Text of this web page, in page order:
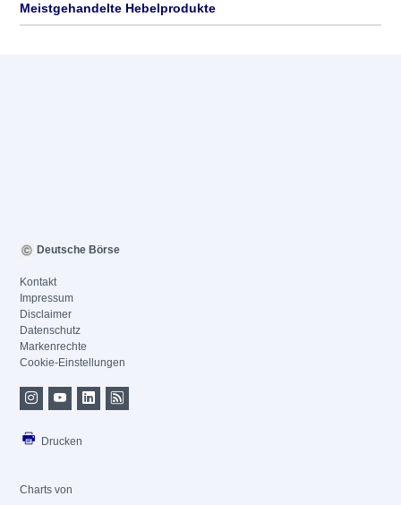
Meistgehandelte Hebelprodukte
Deutsche Börse
Kontakt
Impressum
Disclaimer
Datenschutz
Markenrechte
Cookie-Einstellungen
Drucken
Charts von